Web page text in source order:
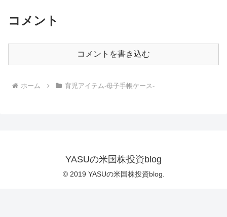
コメント
コメントを書き込む
ホーム 育児アイテム-母子手帳ケース-
YASUの米国株投資blog
© 2019 YASUの米国株投資blog.